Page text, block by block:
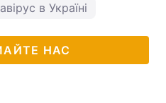
в Україні
НАС